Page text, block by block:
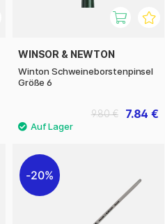
WINSOR & NEWTON
Winton Schweineborstenpinsel
Größe 6
7.84 €
9.80 €
20%